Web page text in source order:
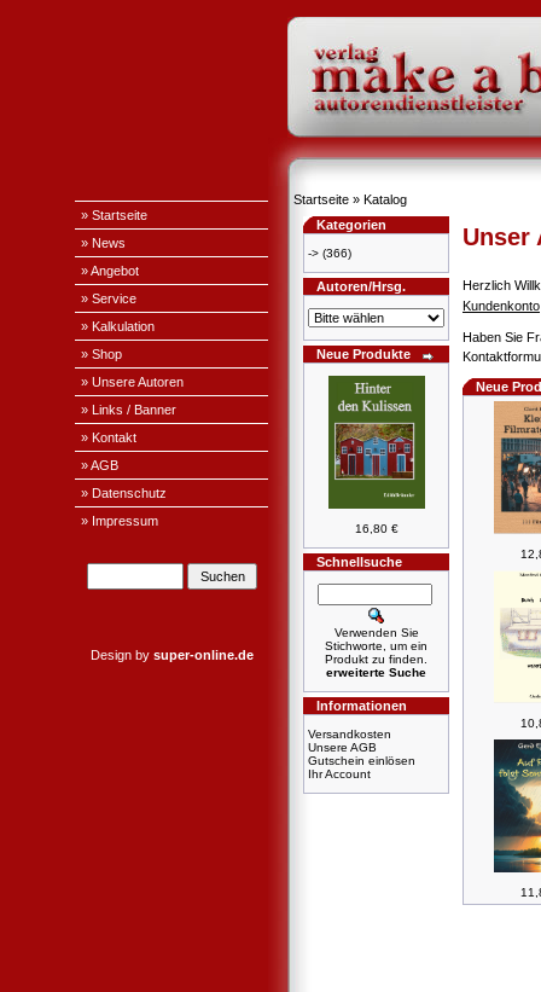
» Startseite
» News
» Angebot
» Service
» Kalkulation
» Shop
» Unsere Autoren
» Links / Banner
» Kontakt
» AGB
» Datenschutz
» Impressum
Design by super-online.de
Startseite » Katalog
Kategorien
-> (366)
Autoren/Hrsg.
Neue Produkte
16,80 €
Schnellsuche
Verwenden Sie
Stichworte, um ein
Produkt zu finden.
erweiterte Suche
Informationen
Versandkosten
Unsere AGB
Gutschein einlösen
Ihr Account
Unser
Herzlich
Kundenkonto
Haben Sie
Neue